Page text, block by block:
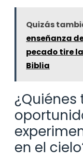
Quizás
enseñanza
pecado tire
Biblia
en el